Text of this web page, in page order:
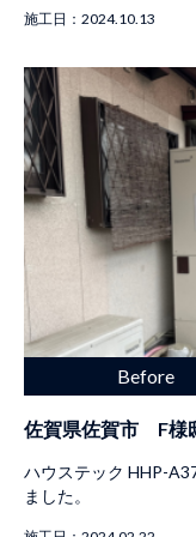
施工日： 2024.10.13
佐賀県佐賀市 F様
ハウステック HHP-
ました。